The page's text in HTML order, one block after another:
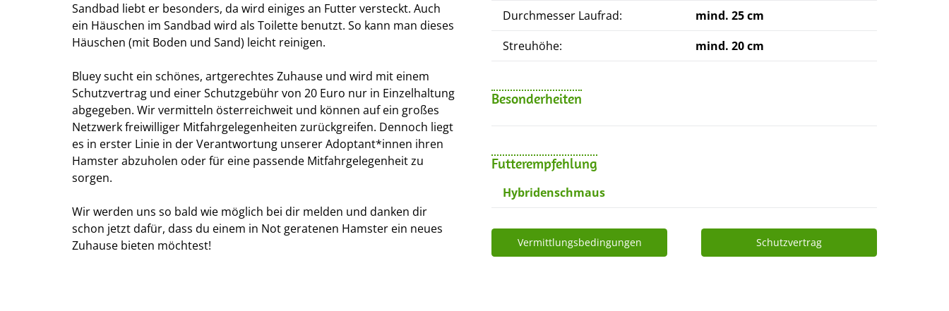
Sandbad liebt er besonders, da wird einiges an Futter versteckt. Auch
ein Häuschen im Sandbad wird als Toilette benutzt. So kann man dieses
Häuschen (mit Boden und Sand) leicht reinigen.
Bluey sucht ein schönes, artgerechtes Zuhause und wird mit einem
Schutzvertrag und einer Schutzgebühr von 20 Euro nur in Einzelhaltung
abgegeben. Wir vermitteln österreichweit und können auf ein großes
Netzwerk freiwilliger Mitfahrgelegenheiten zurückgreifen. Dennoch liegt
es in erster Linie in der Verantwortung unserer Adoptant*innen ihren
Hamster abzuholen oder für eine passende Mitfahrgelegenheit zu
sorgen.
Wir werden uns so bald wie möglich bei dir melden und danken dir
schon jetzt dafür, dass du einem in Not geratenen Hamster ein neues
Zuhause bieten möchtest!
Durchmesser Laufrad:
mind. 25 cm
Streuhöhe:
mind. 20 cm
Besonderheiten
Futterempfehlung
Hybridenschmaus
Vermittlungsbedingungen Schutzvertrag